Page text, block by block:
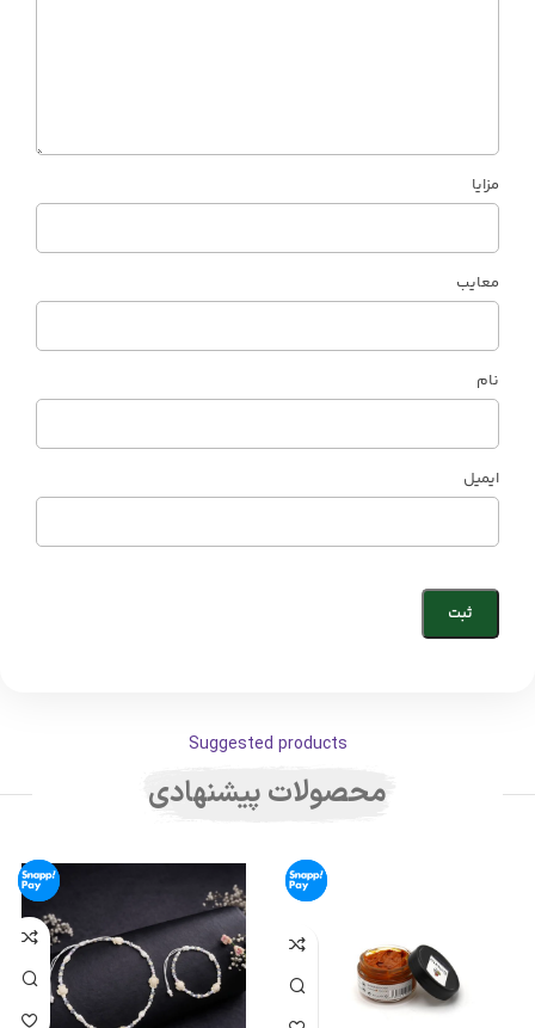
مزایا
معایب
نام
ایمیل
Suggested products
محصولات پیشنهادی